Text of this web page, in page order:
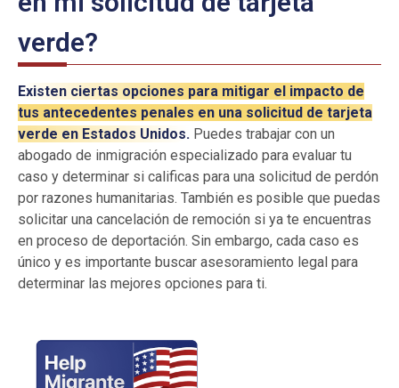
verde?
Existen ciertas opciones para mitigar el impacto de
tus antecedentes penales en una solicitud de tarjeta
verde en Estados Unidos. Puedes trabajar con un
abogado de inmigración especializado para evaluar tu
caso y determinar si calificas para una solicitud de perdón
por razones humanitarias. También es posible que puedas
solicitar una cancelación de remoción si ya te encuentras
en proceso de deportación. Sin embargo, cada caso es
único y es importante buscar asesoramiento legal para
determinar las mejores opciones para ti.